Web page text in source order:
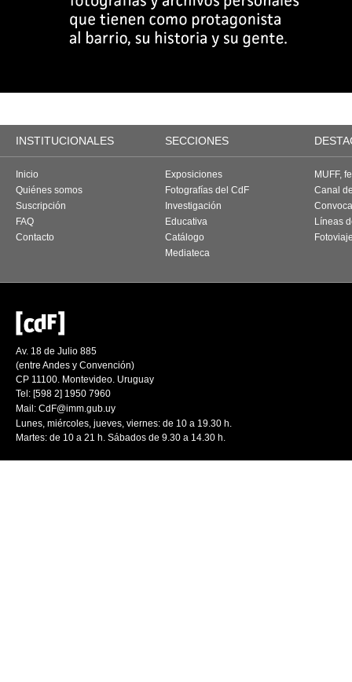
INSTITUCIONALES SECCIONES
Inicio
Quiénes somos
Suscripción
FAQ
Contacto
Exposiciones
Fotografías del CdF
Investigación
Educativa
Catálogo
Mediateca
MUFF,
Canal
Líneas
Av. 18 de Julio 885
(entre Andes y Convención)
CP 11100. Montevideo. Uruguay
Tel: [598 2] 1950 7960
Mail: CdF@imm.gub.uy
Lunes, miércoles, jueves, viernes: de 10 a 19.30 h.
Martes: de 10 a 21 h. Sábados de 9.30 a 14.30 h.